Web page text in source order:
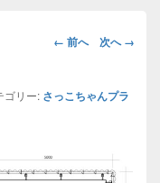
画
ビ
シ
ョ
← 前へ 次へ →
ゴリー: さっこちゃんプラ